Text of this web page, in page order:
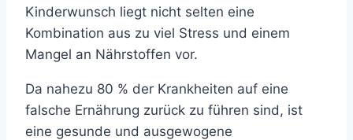
Kinderwunsch liegt nicht selten eine
Kombination aus zu viel Stress und einem
Mangel an Nährstoffen vor.
Da nahezu 80 % der Krankheiten auf eine
falsche Ernährung zurück zu führen sind, ist
eine gesunde und ausgewogene